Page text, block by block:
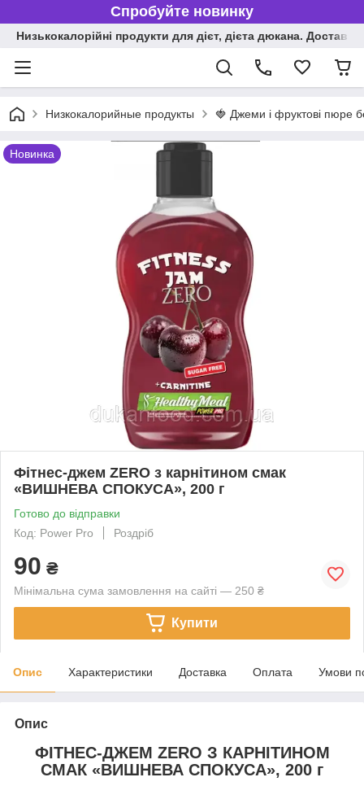
Спробуйте новинку
Низькокалорійні продукти для дієт, дієта дюкана. Доставка
Низкокалорийные продукты 🍓 Джеми і фруктові пюре
Новинка
Фітнес-джем ZERO з карнітином смак
«ВИШНЕВА СПОКУСА», 200 г
Готово до відправки
Код: Power Pro
Роздріб
90 ₴
Мінімальна сума замовлення на сайті — 250 ₴
Купити
Опис Характеристики Доставка Оплата Умови
Опис
ФІТНЕС-ДЖЕМ ZERO З КАРНІТИНОМ
СМАК «ВИШНЕВА СПОКУСА», 200 г